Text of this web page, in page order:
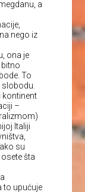
a
nego iz
ona je
To
kontinent
–
Italiji
su
šta
to upućuje